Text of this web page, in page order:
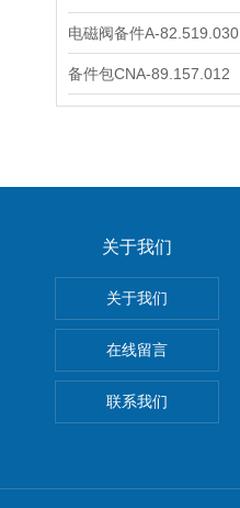
电磁阀备件A-82.519.030
备件包CNA-89.157.012
关于我们
关于我们
在线留言
联系我们